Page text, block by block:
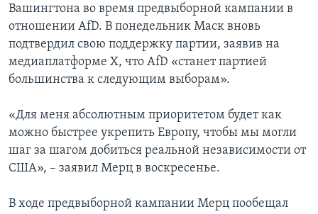
Вашингтона во время предвыборной кампании в
отношении AfD. В понедельник Маск вновь
подтвердил свою поддержку партии, заявив на
медиаплатформе X, что AfD «станет партией
большинства к следующим выборам».
«Для меня абсолютным приоритетом будет как
можно быстрее укрепить Европу, чтобы мы могли
шаг за шагом добиться реальной независимости от
США», – заявил Мерц в воскресенье.
В ходе предвыборной кампании Мерц пообещал